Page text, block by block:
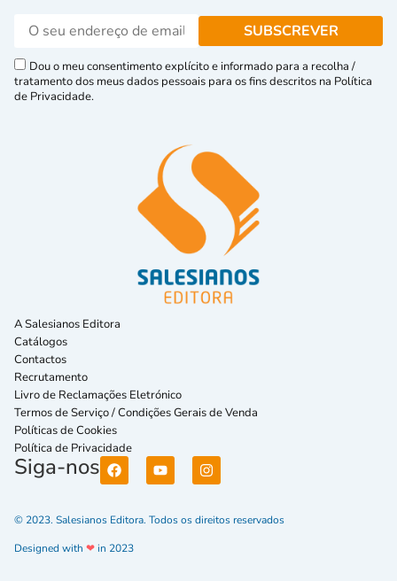
Dou o meu consentimento explícito e informado para a recolha /
tratamento dos meus dados pessoais para os fins descritos na Política
de Privacidade.
A Salesianos Editora
Catálogos
Contactos
Recrutamento
Livro de Reclamações Eletrónico
Termos de Serviço / Condições Gerais de Venda
Políticas de Cookies
Política de Privacidade
Siga-nos
© 2023. Salesianos Editora. Todos os direitos reservados
Designed with ❤in 2023